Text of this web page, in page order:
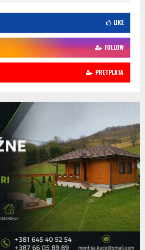
LIKE
FOLLOW
PRETPLATA